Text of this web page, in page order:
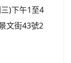
)下午1至4
文街43號2